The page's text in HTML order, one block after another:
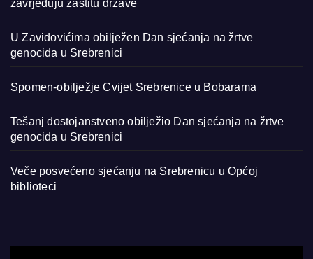
zavrjeđuju zaštitu države
U Zavidovićima obilježen Dan sjećanja na žrtve
genocida u Srebrenici
Spomen-obilježje Cvijet Srebrenice u Bobarama
Tešanj dostojanstveno obilježio Dan sjećanja na žrtve
genocida u Srebrenici
Veče posvećeno sjećanju na Srebrenicu u Općoj
biblioteci